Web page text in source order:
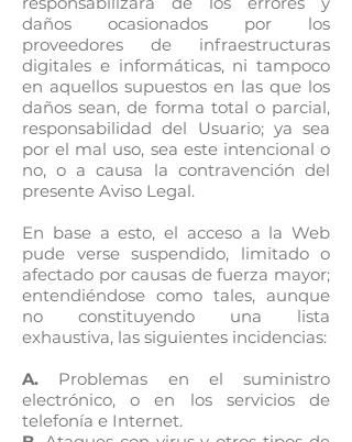
daños ocasionados por los
proveedores de infraestructuras
digitales e informáticas, ni tampoco
en aquellos supuestos en las que los
daños sean, de forma total o parcial,
responsabilidad del Usuario; ya sea
por el mal uso, sea este intencional o
no, o a causa la contravención del
presente Aviso Legal.
En base a esto, el acceso a la Web
pude verse suspendido, limitado o
afectado por causas de fuerza mayor;
entendiéndose como tales, aunque
no constituyendo una lista
exhaustiva, las siguientes incidencias:
A. Problemas en el suministro
electrónico, o en los servicios de
telefonía e Internet.